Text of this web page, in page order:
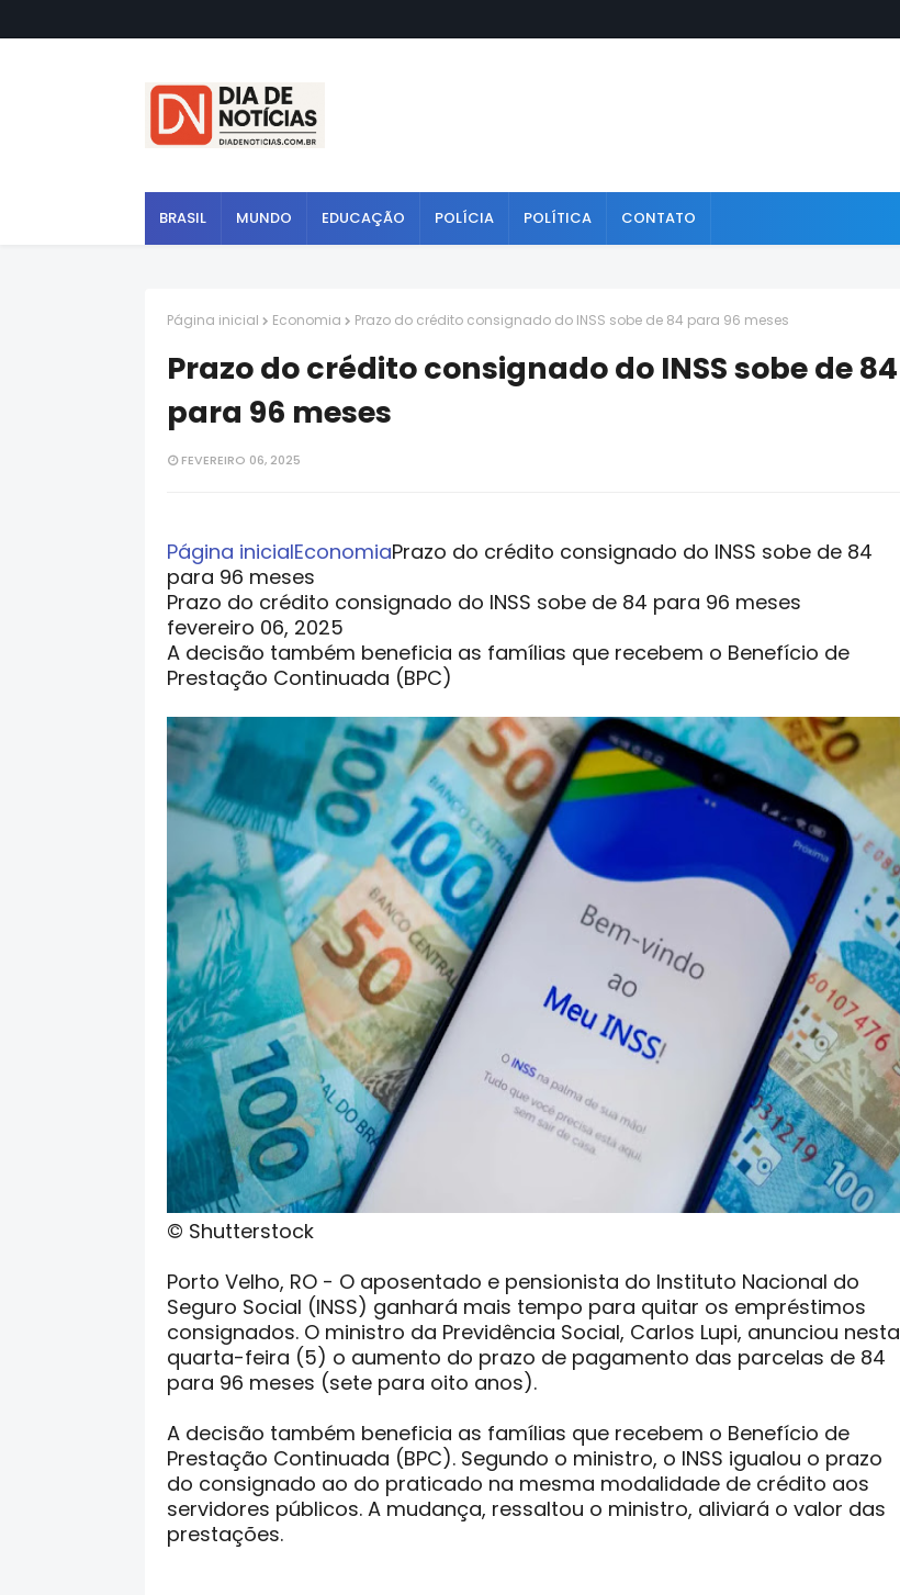
BRASIL MUNDO EDUCAÇÃO POLÍCIA POLÍTICA CONTATO
Página inicial Economia Prazo do crédito consignado do INSS sobe de 84 para 96 meses
Prazo do crédito consignado do INSS sobe de 84
para 96 meses
FEVEREIRO 06, 2025
Página inicialEconomiaPrazo do crédito consignado do INSS sobe de 84
para 96 meses
Prazo do crédito consignado do INSS sobe de 84 para 96 meses
fevereiro 06, 2025
A decisão também beneficia as famílias que recebem o Benefício de
Prestação Continuada (BPC)
© Shutterstock
Porto Velho, RO - O aposentado e pensionista do Instituto Nacional do
Seguro Social (INSS) ganhará mais tempo para quitar os empréstimos
consignados. O ministro da Previdência Social, Carlos Lupi, anunciou nesta
quarta-feira (5) o aumento do prazo de pagamento das parcelas de 84
para 96 meses (sete para oito anos).
A decisão também beneficia as famílias que recebem o Benefício de
Prestação Continuada (BPC). Segundo o ministro, o INSS igualou o prazo
do consignado ao do praticado na mesma modalidade de crédito aos
servidores públicos. A mudança, ressaltou o ministro, aliviará o valor das
prestações.